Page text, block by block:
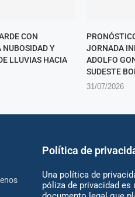
CON
NUBOSIDAD Y
LLUVIAS HACIA
JORNADA
ADOLFO
SUDESTE
31/07/2026
Política de
Una política de
póliza de privacidad es